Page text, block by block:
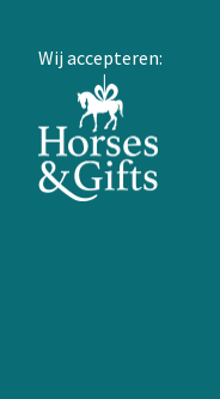
Wij accepteren: